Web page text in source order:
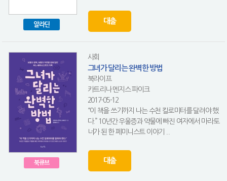
알라딘 대출
북큐브
사회
그녀가 달리는 완벽한 방법
북라이프
카트리나 멘지스 파이크
2017-05-12
“이 책을 쓰기까지 나는 수천 킬로미터를 달려야 했
다.” 10년간 우울증과 약물에 빠진 여자에서 마라토
너가 된 한 페미니스트 이야기 ...
대출